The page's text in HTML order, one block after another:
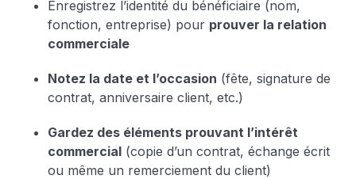
Enregistrez l’identité du bénéficiaire (nom,
fonction, entreprise) pour prouver la relation
commerciale
Notez la date et l’occasion (fête, signature de
contrat, anniversaire client, etc.)
Gardez des éléments prouvant l’intérêt
commercial (copie d’un contrat, échange écrit
ou même un remerciement du client)